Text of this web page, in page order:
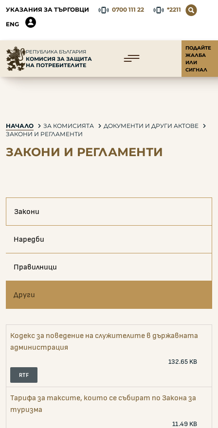
УКАЗАНИЯ ЗА ТЪРГОВЦИ 0700 111 22
*2211
ENG
РЕПУБЛИКА БЪЛГАРИЯ
КОМИСИЯ ЗА ЗАЩИТА
НА ПОТРЕБИТЕЛИТЕ
ПОДАЙТЕ
ЖАЛБА
ИЛИ
СИГНАЛ
НАЧАЛО ЗА КОМИСИЯТА
ДОКУМЕНТИ И ДРУГИ АКТОВЕ
ЗАКОНИ И РЕГЛАМЕНТИ
ЗАКОНИ И РЕГЛАМЕНТИ
Закони
Наредби
Правилници
Други
Кодекс за поведение на служителите в държавната
администрация
132.65 KB
Тарифа за таксите, които се събират по Закона за
туризма
11.49 KB